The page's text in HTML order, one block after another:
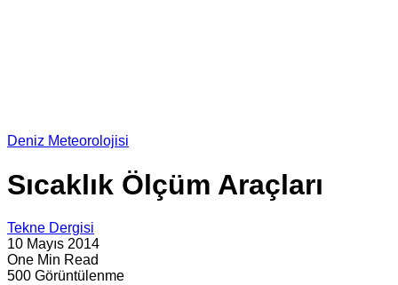
Deniz Meteorolojisi
Sıcaklık Ölçüm Araçları
Tekne Dergisi
10 Mayıs 2014
One Min Read
500 Görüntülenme